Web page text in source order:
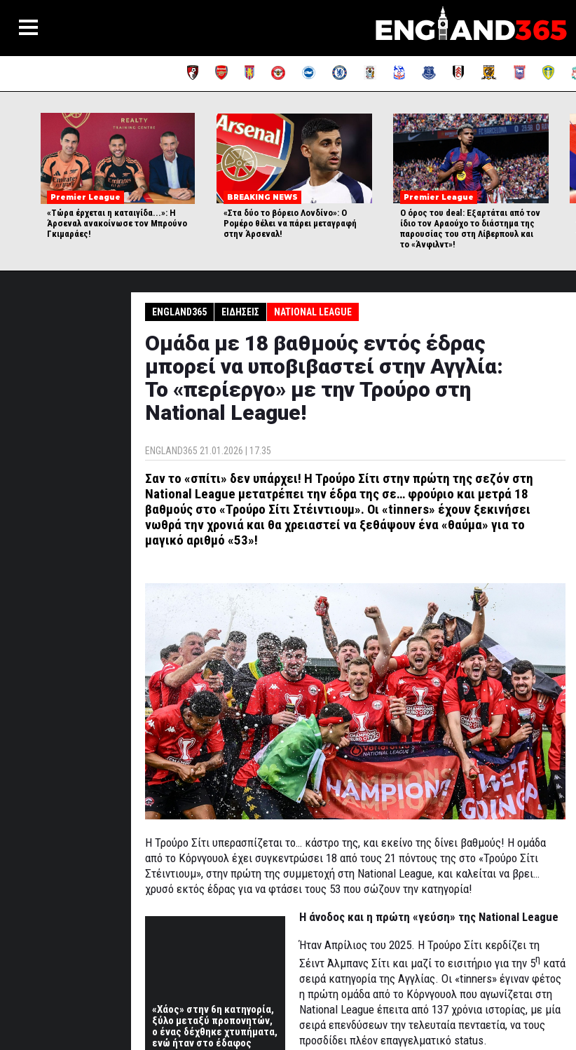
Premier League
«Τώρα έρχεται η καταιγίδα...»: Η
Άρσεναλ ανακοίνωσε τον Μπρούνο
Γκιμαράες!
BREAKING NEWS
«Στα δύο το βόρειο Λονδίνο»: Ο
Ρομέρο θέλει να πάρει μεταγραφή
στην Άρσεναλ!
Premier League
Ο όρος του deal: Εξαρτάται από τον
ίδιο τον Αραούχο το διάστημα της
παρουσίας του στη Λίβερπουλ και
το «Άνφιλντ»!
ENGLAND365 ΕΙΔΉΣΕΙΣ NATIONAL LEAGUE
Ομάδα με 18 βαθμούς εντός έδρας
μπορεί να υποβιβαστεί στην Αγγλία:
Το «περίεργο» με την Τρούρο στη
National League!
ENGLAND365 21.01.2026 | 17.35
Σαν το «σπίτι» δεν υπάρχει! Η Τρούρο Σίτι στην πρώτη της σεζόν στη
National League μετατρέπει την έδρα της σε… φρούριο και μετρά 18
βαθμούς στο «Τρούρο Σίτι Στέιντιουμ». Οι «tinners» έχουν ξεκινήσει
νωθρά την χρονιά και θα χρειαστεί να ξεθάψουν ένα «θαύμα» για το
μαγικό αριθμό «53»!
Η Τρούρο Σίτι υπερασπίζεται το… κάστρο της, και εκείνο της δίνει βαθμούς! Η ομάδα
από το Κόρνγουολ έχει συγκεντρώσει 18 από τους 21 πόντους της στο «Τρούρο Σίτι
Στέιντιουμ», στην πρώτη της συμμετοχή στη National League, και καλείται να βρει…
χρυσό εκτός έδρας για να φτάσει τους 53 που σώζουν την κατηγορία!
«Χάος» στην 6η κατηγορία,
ξύλο μεταξύ προπονητών,
ο ένας δέχθηκε χτυπήματα,
ενώ ήταν στο έδαφος
Η άνοδος και η πρώτη «γεύση» της National League
Ήταν Απρίλιος του 2025. Η Τρούρο Σίτι κερδίζει τη
Σέιντ Άλμπανς Σίτι και μαζί το εισιτήριο για την 5η κατά
σειρά κατηγορία της Αγγλίας. Οι «tinners» έγιναν φέτος
η πρώτη ομάδα από το Κόρνγουολ που αγωνίζεται στη
National League έπειτα από 137 χρόνια ιστορίας, με μία
σειρά επενδύσεων την τελευταία πενταετία, να τους
προσδίδει πλέον επαγγελματικό status.